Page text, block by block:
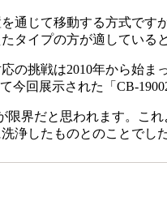
通じて移動する方式です
タイプの方が適している
挑戦は2010年から始ま
今回展示された「CB-
限界だと思われます。
浄したものとのことでした